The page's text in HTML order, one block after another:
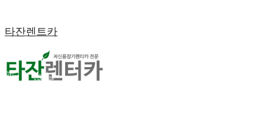
타잔렌트카